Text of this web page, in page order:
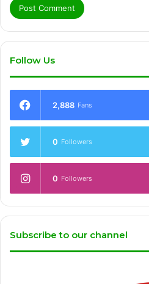
Follow Us
2,888 Fans
0 Followers
0 Followers
Subscribe to our channel